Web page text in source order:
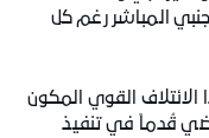
المباشر رغم كل
القوي المكون
قُدماً في تنفيذ